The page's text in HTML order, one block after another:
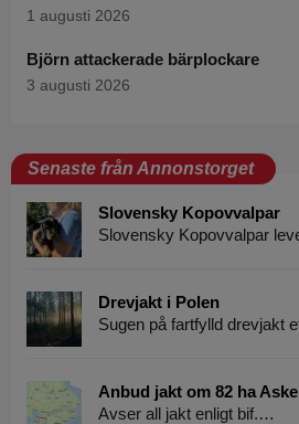
1 augusti 2026
Björn attackerade bärplockare
3 augusti 2026
Senaste från Annonstorget
Slovensky Kopovvalpar
Slovensky Kopovvalpar
Drevjakt i Polen
Sugen på fartfylld drevjakt
Anbud jakt om 82 ha
Avser all jakt enligt bif.…